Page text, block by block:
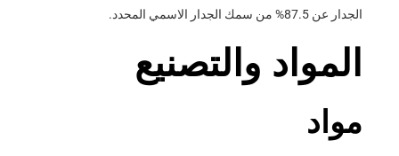
الجدار عن 87.5% من سمك الجدار الاسمي المحدد.
المواد والتصنيع
مواد